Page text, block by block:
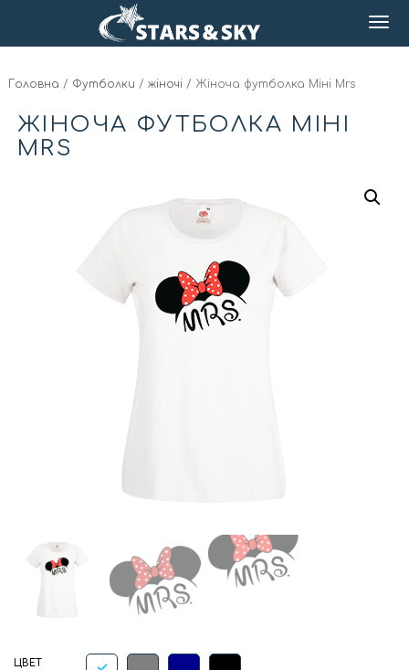
Головна / Футболки / жіночі / Жіноча футболка Міні Mrs
ЖІНОЧА ФУТБОЛКА МІНІ
MRS
ЦВЕТ